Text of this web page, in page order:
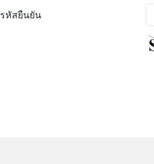
รหัสยืนยัน